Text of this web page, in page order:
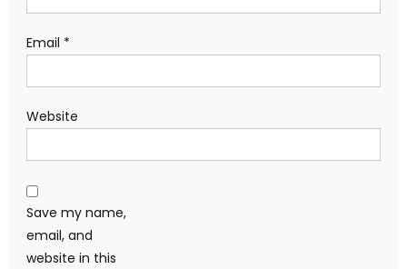
Email *
Website
Save my name,
email, and
website in this